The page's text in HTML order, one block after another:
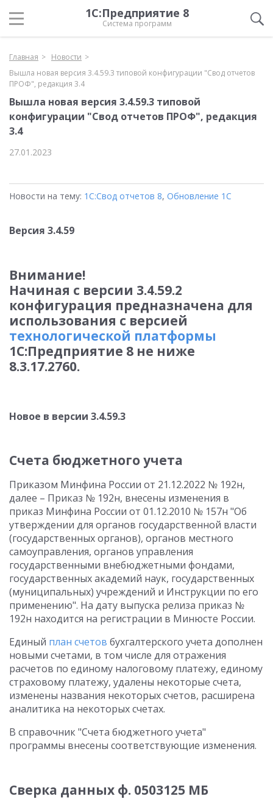
1С:Предприятие 8
Система программ
Главная
Новости
Вышла новая версия 3.4.59.3 типовой конфигурации "Свод отчетов
ПРОФ", редакция 3.4
Вышла новая версия 3.4.59.3 типовой
конфигурации "Свод отчетов ПРОФ", редакция
3.4
27.01.2023
Новости на тему: 1С:Свод отчетов 8, Обновление 1С
Версия 3.4.59
Внимание!
Начиная с версии 3.4.59.2
конфигурация предназначена для
использования с версией
технологической платформы
1С:Предприятие 8 не ниже
8.3.17.2760.
Новое в версии 3.4.59.3
Счета бюджетного учета
Приказом Минфина России от 21.12.2022 № 192н,
далее – Приказ № 192н, внесены изменения в
приказ Минфина России от 01.12.2010 № 157н "Об
утверждении для органов государственной власти
(государственных органов), органов местного
самоуправления, органов управления
государственными внебюджетными фондами,
государственных академий наук, государственных
(муниципальных) учреждений и Инструкции по его
применению". На дату выпуска релиза приказ №
192н находится на регистрации в Минюсте России.
Единый план счетов бухгалтерского учета дополнен
новыми счетами, в том числе для отражения
расчетов по единому налоговому платежу, единому
страховому платежу, удалены некоторые счета,
изменены названия некоторых счетов, расширена
аналитика на некоторых счетах.
В справочник "Счета бюджетного учета"
программы внесены соответствующие изменения.
Сверка данных ф. 0503125 МБ